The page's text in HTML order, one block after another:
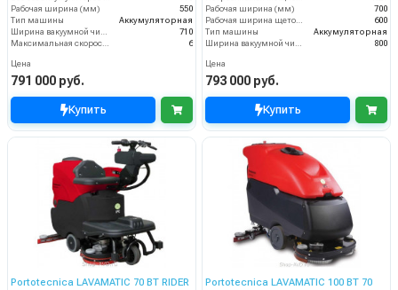
Рабочая ширина (мм)
550
Тип машины
Аккумуляторная
710
6
Цена
791 000 руб.
Купить
Рабочая ширина (мм)
700
600
Тип машины
Аккумуляторная
800
Цена
793 000 руб.
Купить
Portotecnica LAVAMATIC 70 BT RIDER Portotecnica LAVAMATIC 100 BT 70